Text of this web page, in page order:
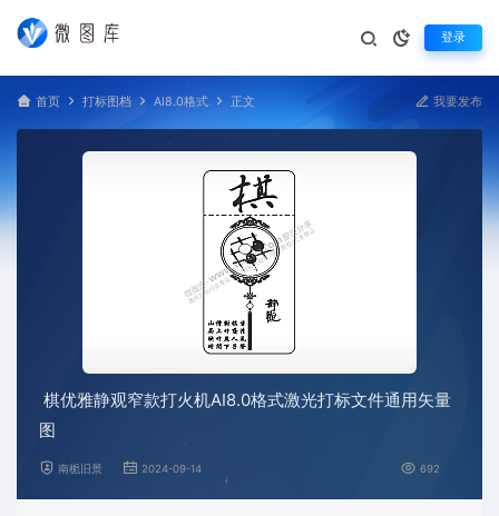
登录
首页 打标图档 AI8.0格式 正文 我要发布
棋优雅静观窄款打火机AI8.0格式激光打标文件通用矢量
图
南栀旧景 2024-09-14 692